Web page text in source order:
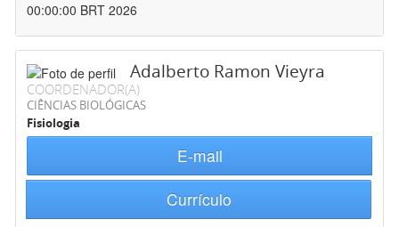
00:00:00 BRT 2026
Adalberto Ramon Vieyra
COORDENADOR(A)
CIÊNCIAS BIOLÓGICAS
Fisiologia
E-mail
Currículo